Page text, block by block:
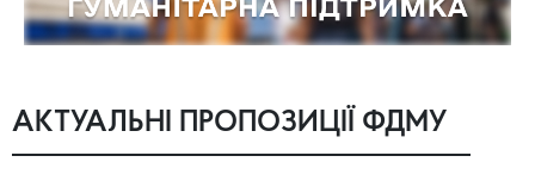
АКТУАЛЬНІ ПРОПОЗИЦІЇ ФДМУ